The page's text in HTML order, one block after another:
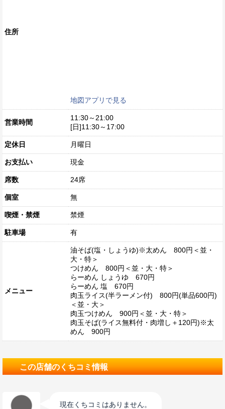
住所
地図アプリで見る
営業時間
11:30～21:00
[日]11:30～17:00
定休日 月曜日
お支払い 現金
席数 24席
個室 無
喫煙・禁煙 禁煙
駐車場 有
メニュー
油そば(塩・しょうゆ)※太めん 800円＜並・
大・特＞
つけめん 800円＜並・大・特＞
らーめん しょうゆ 670円
らーめん 塩 670円
肉玉ライス(半ラーメン付) 800円(単品600円)
＜並・大＞
肉玉つけめん 900円＜並・大・特＞
肉玉そば(ライス無料付・肉増し＋120円)※太
めん 900円
この店舗のくちコミ情報
現在くちコミはありません。